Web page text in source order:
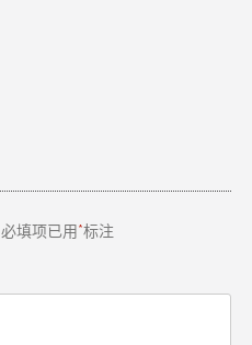
必填项已用*标注